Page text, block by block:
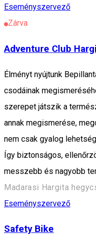
Eseményszervező
Zárva
Adventure Club
Élményt nyújtunk
csodáinak
szerepet játszik a
annak megismerése,
nem csak gyalog
Így biztonságos,
messzebb és nagyobb
Madarasi Hargita
Eseményszervező
Safety Bike